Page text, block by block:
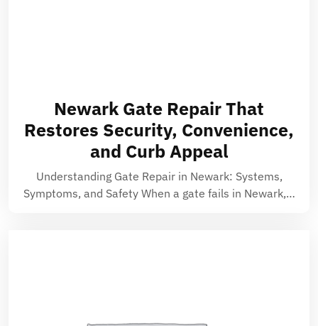
Newark Gate Repair That
Restores Security, Convenience,
and Curb Appeal
Understanding Gate Repair in Newark: Systems,
Symptoms, and Safety When a gate fails in Newark,…